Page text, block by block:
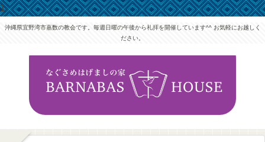
1
沖縄県宜野湾市嘉数の教会です。毎週日曜の午後から礼拝を開催しています^^ お気軽にお越しく
ださい。